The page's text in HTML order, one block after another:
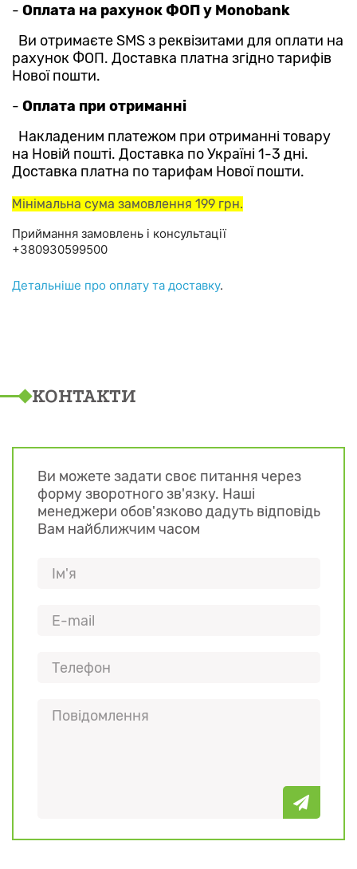
- Оплата на рахунок ФОП у Monobank
Ви отримаєте SMS з реквізитами для оплати на
рахунок ФОП. Доставка платна згідно тарифів
Нової пошти.
- Оплата при отриманні
Накладеним платежом при отриманні товару
на Новій пошті. Доставка по Україні 1-3 дні.
Доставка платна по тарифам Нової пошти.
Мінімальна сума замовлення 199 грн.
Приймання замовлень і консультації
+380930599500
Детальніше про оплату та доставку.
КОНТАКТИ
Ви можете задати своє питання через
форму зворотного зв'язку. Наші
менеджери обов'язково дадуть відповідь
Вам найближчим часом